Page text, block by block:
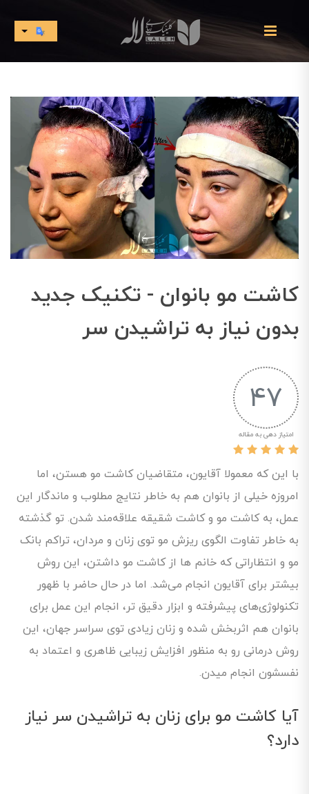
کاشت مو بانوان - تکنیک جدید
بدون نیاز به تراشیدن سر
47
امتیاز دهی به مقاله
با این که معمولا آقایون، متقاضیان کاشت مو هستن، اما
امروزه خیلی از بانوان هم به خاطر نتایج مطلوب و ماندگار این
عمل، به کاشت مو و کاشت شقیقه علاقه‌مند شدن. تو گذشته
به خاطر تفاوت الگوی ریزش مو توی زنان و مردان، تراکم بانک
مو و انتظاراتی که خانم ها از کاشت مو داشتن، این روش
بیشتر برای آقایون انجام می‌شد. اما در حال حاضر با ظهور
تکنولوژی‌های پیشرفته و ابزار دقیق‌ تر، انجام این عمل برای
بانوان هم اثربخش شده و زنان زیادی توی سراسر جهان، این
روش درمانی رو به منظور افزایش زیبایی ظاهری و اعتماد به
نفسشون انجام میدن.
آیا کاشت مو برای زنان به تراشیدن سر نیاز
دارد؟